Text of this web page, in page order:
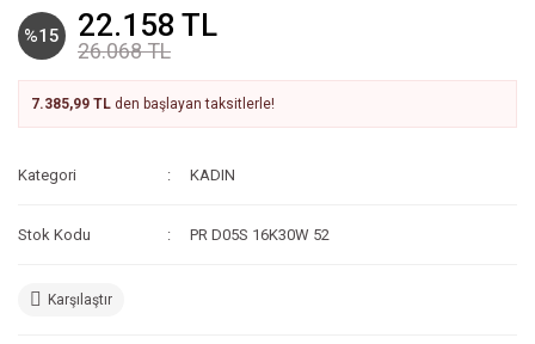
%15 22.158 TL
26.068 TL
7.385,99 TL den başlayan taksitlerle!
Kategori KADIN
Stok Kodu PR D05S 16K30W 52
Karşılaştır